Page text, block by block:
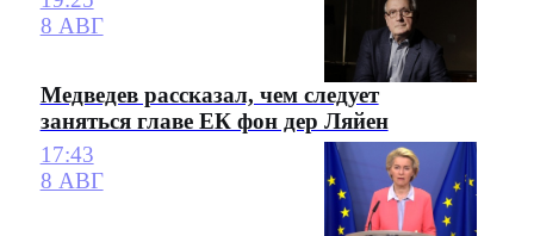
8 АВГ
Медведев рассказал, чем следует
заняться главе ЕК фон дер Ляйен
17:43
8 АВГ